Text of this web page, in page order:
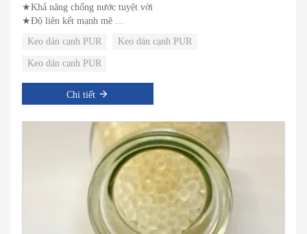
★Khả năng chống nước tuyệt vời
★Độ liên kết mạnh mẽ
Keo dán cạnh PUR Keo dán cạnh PUR
Keo dán cạnh PUR
Chi tiết